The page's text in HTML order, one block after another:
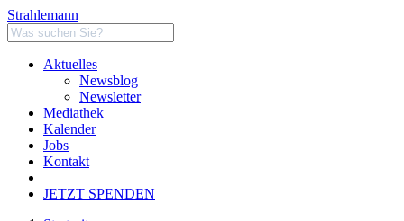
Strahlemann
Aktuelles
Newsblog
Newsletter
Mediathek
Kalender
Jobs
Kontakt
JETZT SPENDEN